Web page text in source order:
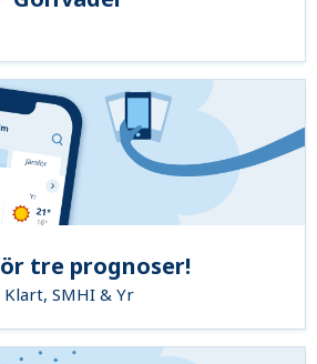
tre prognoser!
Klart, SMHI & Yr